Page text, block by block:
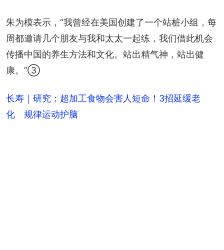
朱为模表示，“我曾经在美国创建了一个站桩小组，每
周都邀请几个朋友与我和太太一起练，我们借此机会
传播中国的养生方法和文化。站出精气神，站出健
康。”③
长寿｜研究：超加工食物会害人短命！3招延缓老
化 规律运动护脑